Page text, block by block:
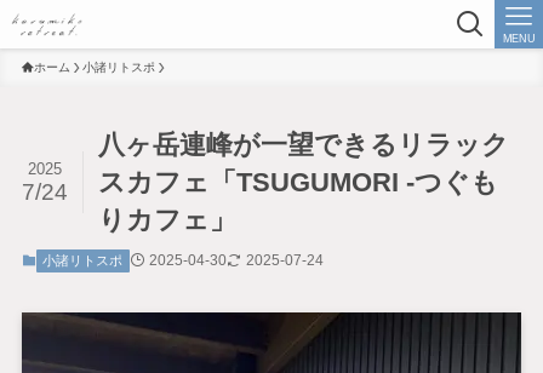
MENU
ホーム 小諸リトスポ
八ヶ岳連峰が一望できるリラック
スカフェ「TSUGUMORI -つぐも
りカフェ」
2025
7/24
小諸リトスポ 2025-04-30 2025-07-24